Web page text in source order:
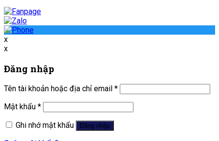
x
x
Đăng nhập
Tên tài khoản hoặc địa chỉ email *
Mật khẩu *
Ghi nhớ mật khẩu
Đăng nhập